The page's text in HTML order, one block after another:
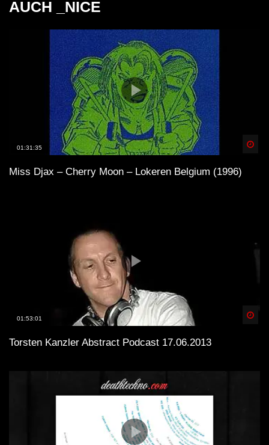
AUCH _NICE
01:31:35
Miss Djax – Cherry Moon – Lokeren Belgium (1996)
01:53:01
Torsten Kanzler Abstract Podcast 17.06.2013